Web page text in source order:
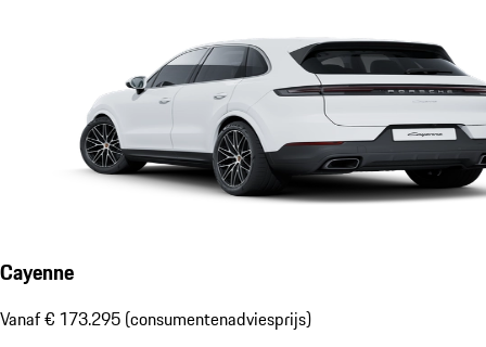
Cayenne
Vanaf € 173.295 (consumentenadviesprijs)